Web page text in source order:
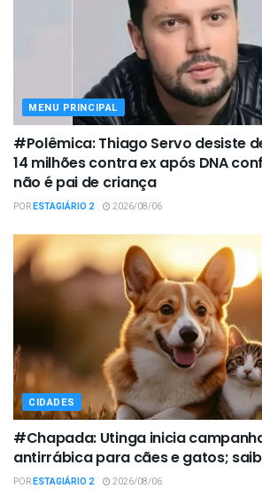
MENU PRINCIPAL
#Polêmica: Thiago Servo desiste
14 milhões contra ex após DNA
não é pai de criança
PORESTAGIÁRIO 2 2026/08/06
CIDADES
#Chapada: Utinga inicia
antirrábica para cães e gatos;
PORESTAGIÁRIO 2 2026/08/06